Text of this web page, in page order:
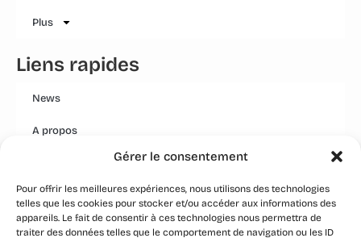
Gérer le consentement
Pour offrir les meilleures expériences, nous utilisons des technologies
telles que les cookies pour stocker et/ou accéder aux informations des
appareils. Le fait de consentir à ces technologies nous permettra de
traiter des données telles que le comportement de navigation ou les ID
Plus
Liens rapides
News
A propos
Mentions légales
Conditions générales
Politique Qualité Groupe